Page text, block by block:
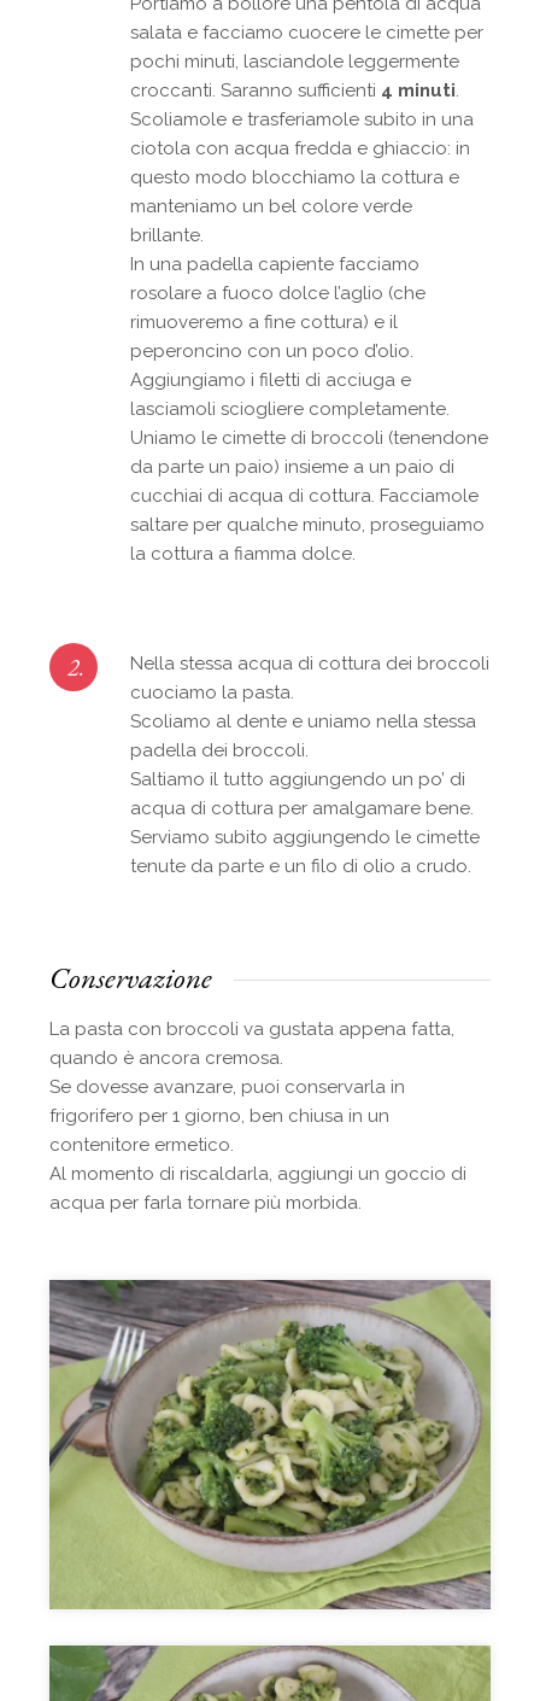
salata e facciamo cuocere le cimette per
pochi minuti, lasciandole leggermente
croccanti. Saranno sufficienti 4 minuti
Scoliamole e trasferiamole subito in una
ciotola con acqua fredda e ghiaccio: in
questo modo blocchiamo la cottura e
manteniamo un bel colore verde
brillante.
In una padella capiente facciamo
rosolare a fuoco dolce l’aglio (che
rimuoveremo a fine cottura) e il
peperoncino con un poco d’olio.
Aggiungiamo i filetti di acciuga e
lasciamoli sciogliere completamente.
Uniamo le cimette di broccoli (tenendone
da parte un paio) insieme a un paio di
cucchiai di acqua di cottura. Facciamole
saltare per qualche minuto, proseguiamo
la cottura a fiamma dolce.
2.
Nella stessa acqua di cottura dei broccoli
cuociamo la pasta.
Scoliamo al dente e uniamo nella stessa
padella dei broccoli.
Saltiamo il tutto aggiungendo un po’ di
acqua di cottura per amalgamare bene.
Serviamo subito aggiungendo le cimette
tenute da parte e un filo di olio a crudo.
Conservazione
La pasta con broccoli va gustata appena fatta,
quando è ancora cremosa.
Se dovesse avanzare, puoi conservarla in
frigorifero per 1 giorno, ben chiusa in un
contenitore ermetico.
Al momento di riscaldarla, aggiungi un goccio di
acqua per farla tornare più morbida.